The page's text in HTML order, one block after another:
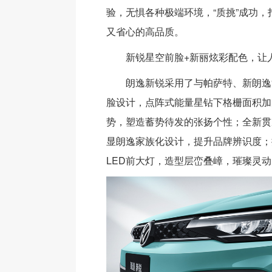
验，无惧各种极端环境，“质挑”成功
又省心的高品质。
新锐星空前脸+新丽炫彩配色，让
朗逸新锐采用了与帕萨特、新朗
脸设计，点阵式能量星钻下格栅面积
势，塑造蓄势待发的张扬个性；全新
显朗逸家族化设计，提升品牌辨识度
LED前大灯，造型层峦叠嶂，璀璨灵